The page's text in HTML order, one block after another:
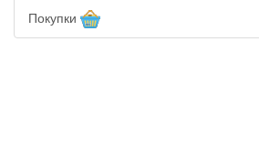
Покупки